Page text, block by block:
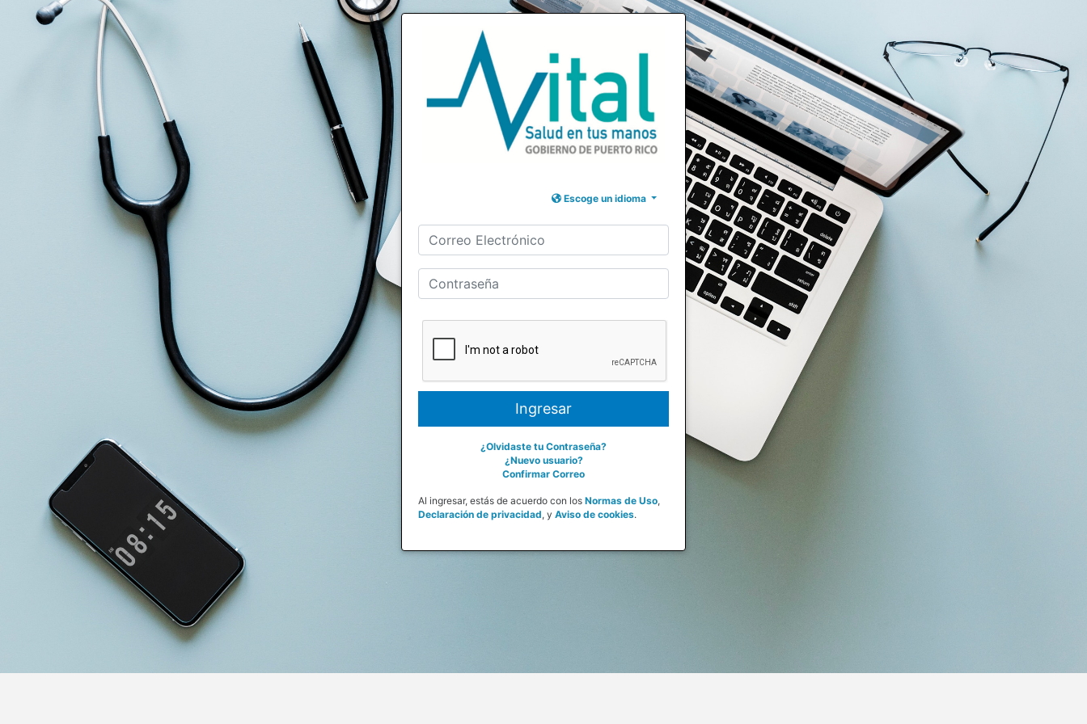
Escoge un idioma
¿Olvidaste tu Contraseña?
¿Nuevo usuario?
Confirmar Correo
Al ingresar, estás de acuerdo con los Normas de Uso,
Declaración de privacidad, y Aviso de cookies.